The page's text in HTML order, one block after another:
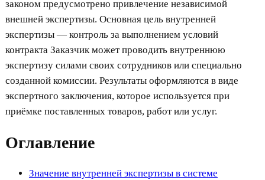
законом предусмотрено привлечение независимой
внешней экспертизы. Основная цель внутренней
экспертизы — контроль за выполнением условий
контракта Заказчик может проводить внутреннюю
экспертизу силами своих сотрудников или специально
созданной комиссии. Результаты оформляются в виде
экспертного заключения, которое используется при
приёмке поставленных товаров, работ или услуг.
Оглавление
Значение внутренней экспертизы в системе